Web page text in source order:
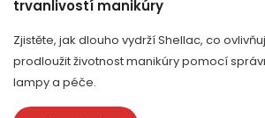
trvanlivostí manikúry
Zjistěte, jak dlouho vydrží Shellac, co
prodloužit životnost manikúry pomocí
lampy a péče.